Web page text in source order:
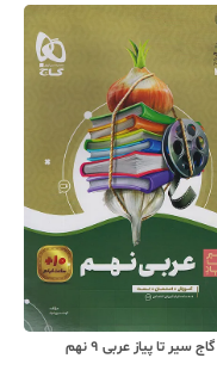
گاج سیر تا پیاز عربی 9 نهم